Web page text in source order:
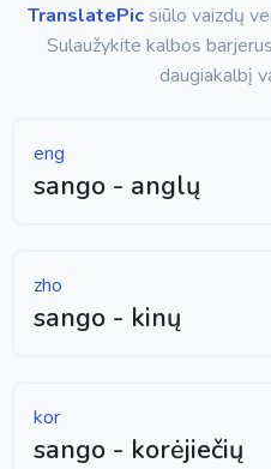
TranslatePicsiūlo vaizdų
Sulaužykite kalbos
daugiakalbį
eng
sango - anglų
zho
sango - kinų
kor
sango - korėjiečių